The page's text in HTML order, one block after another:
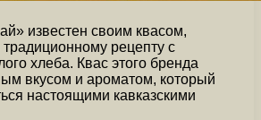
известен своим квасом,
рецепту с
хлеба. Квас этого бренда
вкусом и ароматом, который
настоящими кавказскими